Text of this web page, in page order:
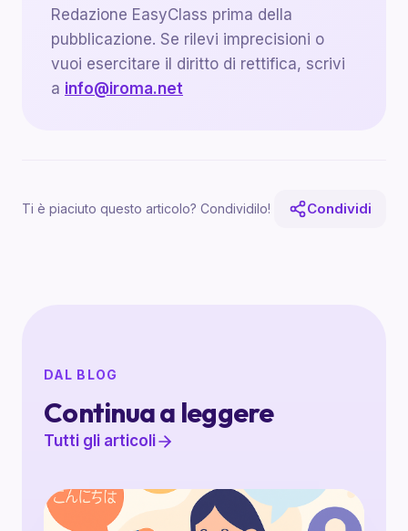
Redazione EasyClass prima della
pubblicazione. Se rilevi imprecisioni o
vuoi esercitare il diritto di rettifica, scrivi
a info@iroma.net
Ti è piaciuto questo articolo? Condividilo! Condividi
DAL BLOG
Continua a leggere
Tutti gli articoli